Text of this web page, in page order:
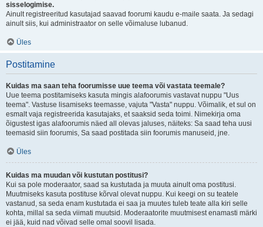
sisselogimise.
Ainult registreeritud kasutajad saavad foorumi kaudu e-maile saata. Ja sedagi
ainult siis, kui administraator on selle võimaluse lubanud.
Üles
Postitamine
Kuidas ma saan teha foorumisse uue teema või vastata teemale?
Uue teema postitamiseks kasuta mingis alafoorumis vastavat nuppu "Uus
teema". Vastuse lisamiseks teemasse, vajuta "Vasta" nuppu. Võimalik, et sul on
esmalt vaja registreerida kasutajaks, et saaksid seda toimi. Nimekirja oma
õigustest igas alafoorumis näed all olevas jaluses, näiteks: Sa saad teha uusi
teemasid siin foorumis, Sa saad postitada siin foorumis manuseid, jne.
Üles
Kuidas ma muudan või kustutan postitusi?
Kui sa pole moderaator, saad sa kustutada ja muuta ainult oma postitusi.
Muutmiseks kasuta postituse kõrval olevat nuppu. Kui keegi on su teatele
vastanud, sa seda enam kustutada ei saa ja muutes tuleb teate alla kiri selle
kohta, millal sa seda viimati muutsid. Moderaatorite muutmisest enamasti märki
ei jää, kuid nad võivad selle omal soovil lisada.